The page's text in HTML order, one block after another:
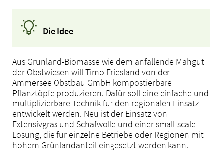
Die Idee
Aus Grünland-Biomasse wie dem anfallende Mähgut
der Obstwiesen will Timo Friesland von der
Ammersee Obstbau GmbH kompostierbare
Pflanztöpfe produzieren. Dafür soll eine einfache und
multiplizierbare Technik für den regionalen Einsatz
entwickelt werden. Neu ist der Einsatz von
Extensivgras und Schafwolle und einer small-scale-
Lösung, die für einzelne Betriebe oder Regionen mit
hohem Grünlandanteil eingesetzt werden kann.